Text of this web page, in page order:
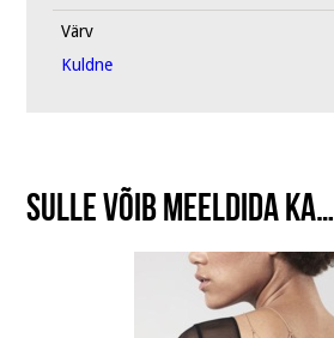
Värv
Kuldne
Sulle võib meeldida ka…